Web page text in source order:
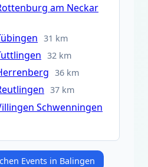
am Neckar
31 km
32 km
36 km
37 km
Schwenningen
Events in Balingen